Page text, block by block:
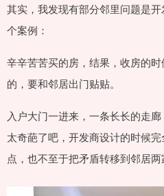
其实，我发现有部分邻里问题是
个案例：
辛辛苦苦买的房，结果，收房的
的，要和邻居出门贴贴。
入户大门一进来，一条长长的走
太奇葩了吧，开发商设计的时候
点，也不至于把矛盾转移到邻居两